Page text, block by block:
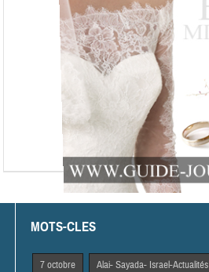
MOTS-CLES
7 octobre Alai- Sayada- Israel-Actualités